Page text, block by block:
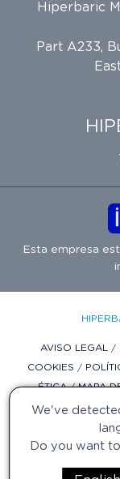
We've
Do you want
Hiperbaric
Part A233,
Esta empresa
AVISO LEGAL /
COOKIES /
ÉTICA/MAPA